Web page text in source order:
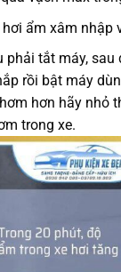
ẩm xâm nhập
phải tắt máy,
rồi bật máy
hơn hãy nhỏ
trong xe.